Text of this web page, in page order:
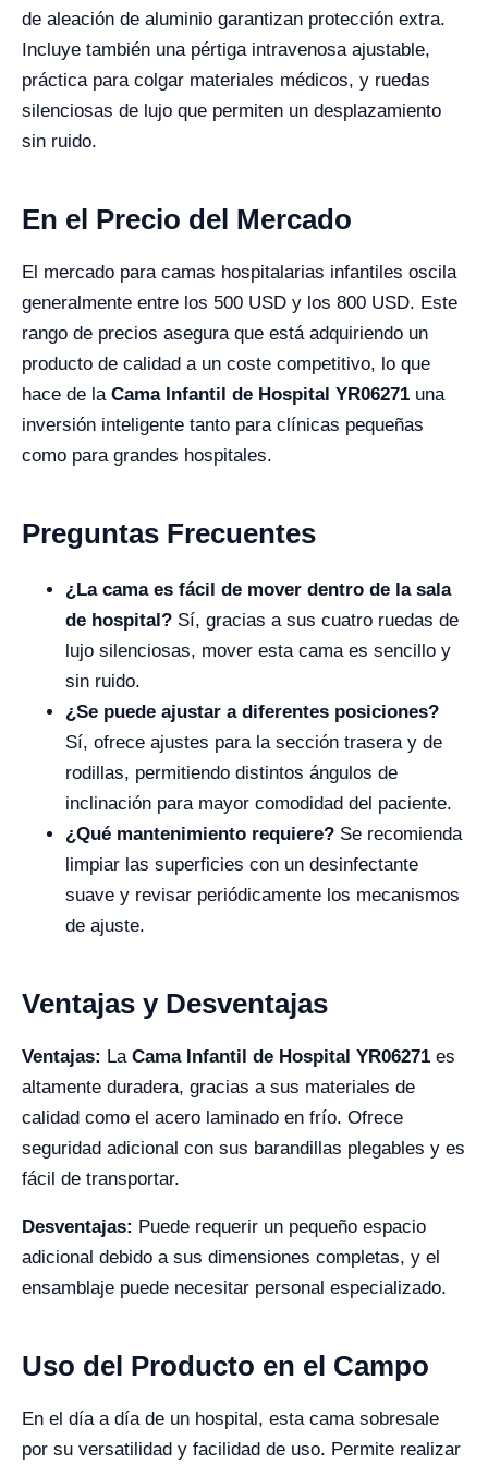
de aleación de aluminio garantizan protección extra.
Incluye también una pértiga intravenosa ajustable,
práctica para colgar materiales médicos, y ruedas
silenciosas de lujo que permiten un desplazamiento
sin ruido.
En el Precio del Mercado
El mercado para camas hospitalarias infantiles oscila
generalmente entre los 500 USD y los 800 USD. Este
rango de precios asegura que está adquiriendo un
producto de calidad a un coste competitivo, lo que
hace de la Cama Infantil de Hospital YR06271 una
inversión inteligente tanto para clínicas pequeñas
como para grandes hospitales.
Preguntas Frecuentes
¿La cama es fácil de mover dentro de la sala
de hospital? Sí, gracias a sus cuatro ruedas de
lujo silenciosas, mover esta cama es sencillo y
sin ruido.
¿Se puede ajustar a diferentes posiciones?
Sí, ofrece ajustes para la sección trasera y de
rodillas, permitiendo distintos ángulos de
inclinación para mayor comodidad del paciente.
¿Qué mantenimiento requiere? Se recomienda
limpiar las superficies con un desinfectante
suave y revisar periódicamente los mecanismos
de ajuste.
Ventajas y Desventajas
Ventajas: La Cama Infantil de Hospital YR06271 es
altamente duradera, gracias a sus materiales de
calidad como el acero laminado en frío. Ofrece
seguridad adicional con sus barandillas plegables y es
fácil de transportar.
Desventajas: Puede requerir un pequeño espacio
adicional debido a sus dimensiones completas, y el
ensamblaje puede necesitar personal especializado.
Uso del Producto en el Campo
En el día a día de un hospital, esta cama sobresale
por su versatilidad y facilidad de uso. Permite realizar